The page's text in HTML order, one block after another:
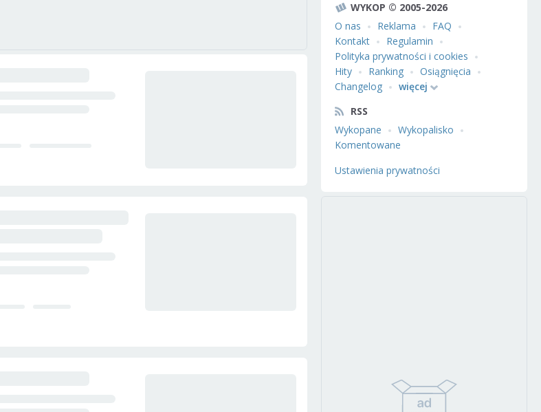
WYKOP © 2005-2026
O nas
Reklama
FAQ
Kontakt
Regulamin
Polityka prywatności i cookies
Hity
Ranking
Osiągnięcia
Changelog
więcej
RSS
Wykopane
Wykopalisko
Komentowane
Ustawienia prywatności